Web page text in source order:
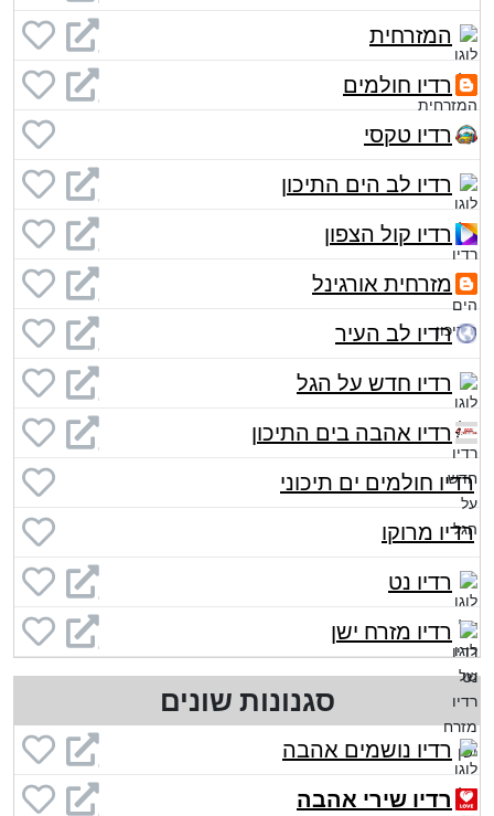
המזרחית
רדיו חולמים
רדיו טקסי
רדיו לב הים התיכון
רדיו קול הצפון
מזרחית אורגינל
רדיו לב העיר
רדיו חדש על הגל
רדיו אהבה בים התיכון
רדיו חולמים ים תיכוני
רדיו מרוקו
רדיו נט
רדיו מזרח ישן
סגנונות שונים
רדיו נושמים אהבה
רדיו שירי אהבה